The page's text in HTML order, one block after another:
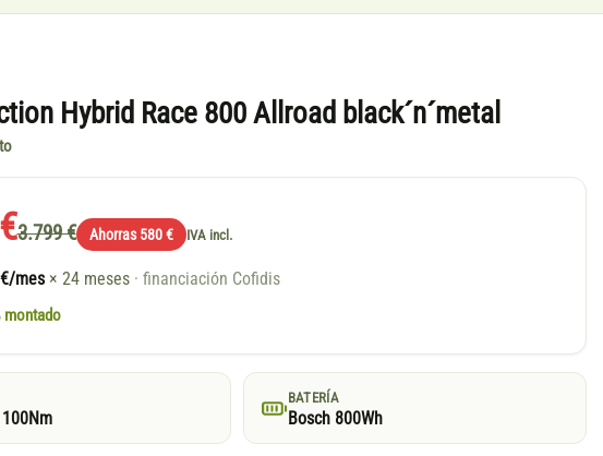
Hybrid Race 800 Allroad black´n´metal
3.799 € Ahorras 580 € IVA incl.
mes × 24 meses · financiación Cofidis
montado
BATERÍA
Bosch 800Wh